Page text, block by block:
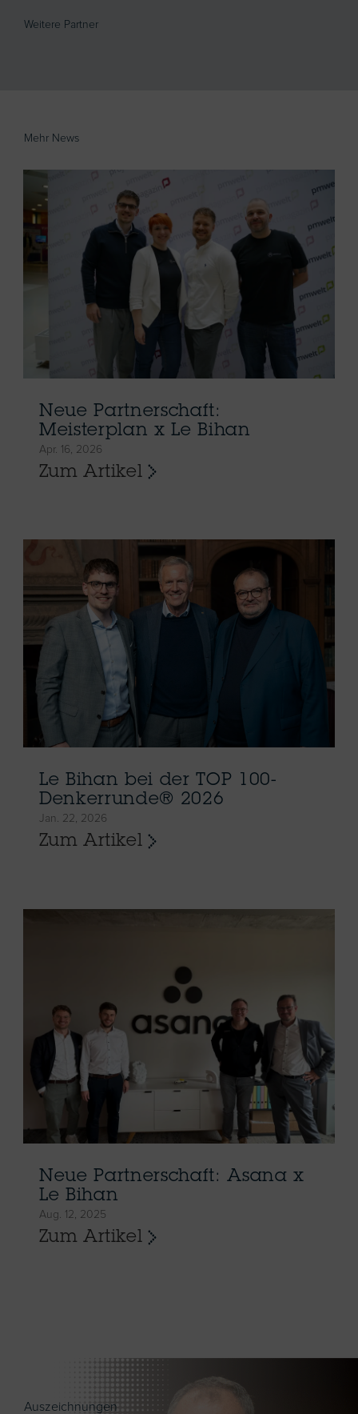
Weitere Partner
Mehr News
Neue Partnerschaft:
Meisterplan x Le Bihan
Apr. 16, 2026
Zum Artikel
Le Bihan bei der TOP 100-
Denkerrunde® 2026
Jan. 22, 2026
Zum Artikel
Neue Partnerschaft: Asana x
Le Bihan
Aug. 12, 2025
Zum Artikel
Auszeichnungen